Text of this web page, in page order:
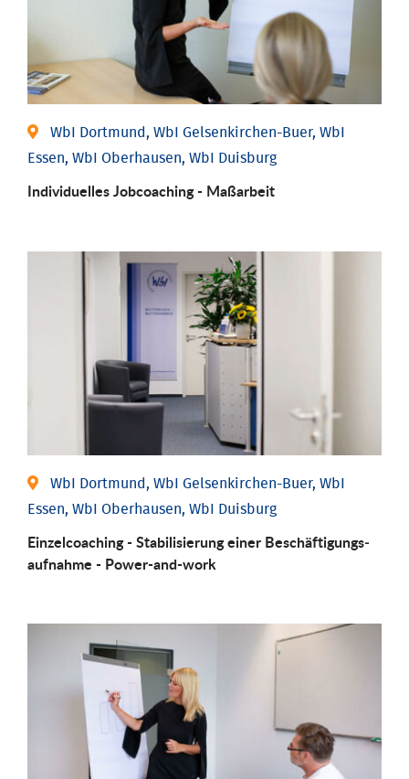
WbI Dortmund, WbI Gelsenkirchen-Buer, WbI
Essen, WbI Oberhausen, WbI Duisburg
Individu­elles Job­coaching - Maßarbeit
WbI Dortmund, WbI Gelsenkirchen-Buer, WbI
Essen, WbI Oberhausen, WbI Duisburg
Einzel­coaching - Stabili­sierung einer Be­schäftigungs­
aufnahme - Power-and-work